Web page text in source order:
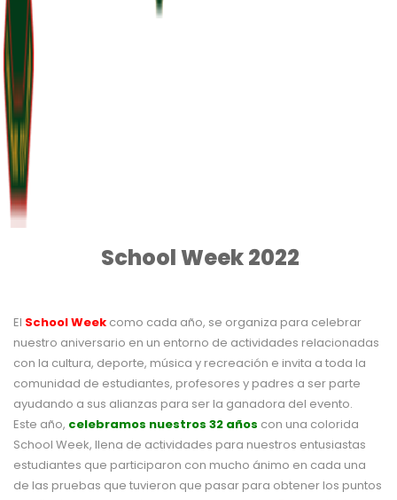
School Week 2022
El School Week como cada año, se organiza para celebrar
nuestro aniversario en un entorno de actividades relacionadas
con la cultura, deporte, música y recreación e invita a toda la
comunidad de estudiantes, profesores y padres a ser parte
ayudando a sus alianzas para ser la ganadora del evento.
Este año, celebramos nuestros 32 años con una colorida
School Week, llena de actividades para nuestros entusiastas
estudiantes que participaron con mucho ánimo en cada una
de las pruebas que tuvieron que pasar para obtener los puntos